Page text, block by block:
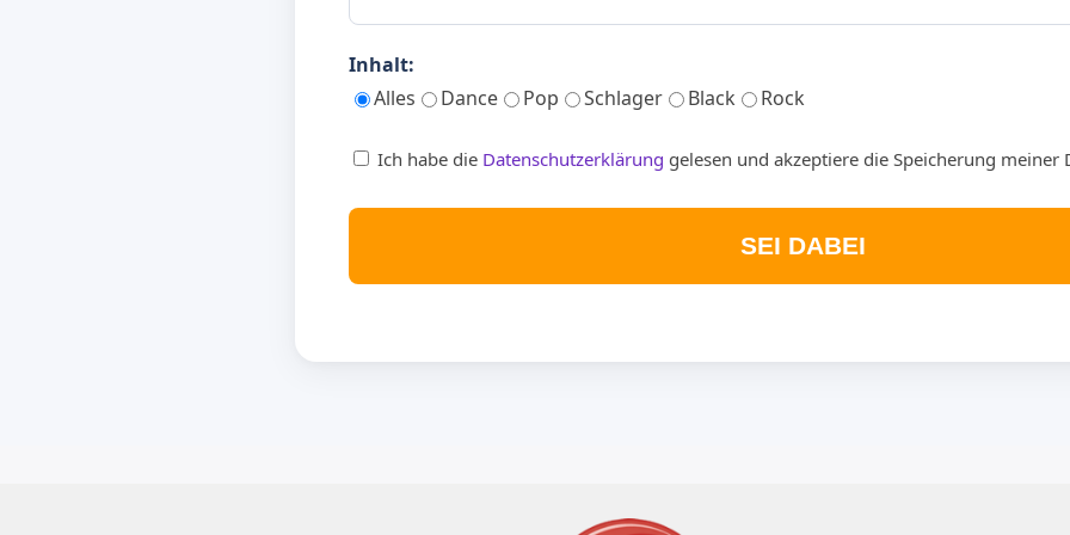
Inhalt:
Alles
Dance Pop Schlager Black Rock
Ich habe die Datenschutzerklärung gelesen und akzeptiere die Speicherung meiner
SEI DABEI